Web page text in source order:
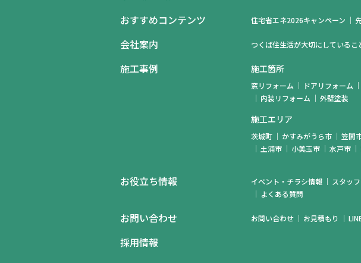
おすすめコンテンツ 住宅省エネ2026キャンペーン
会社案内 つくば住生活が大切にしているこ
施工事例 施工箇所
窓リフォーム ドアリフォーム
内装リフォーム
外壁塗装
施工エリア
茨城町 かすみがうら市 笠間
土浦市
小美玉市 水戸市
お役立ち情報 イベント・チラシ情報 スタッ
よくある質問
お問い合わせ お問い合わせ お見積もり
採用情報